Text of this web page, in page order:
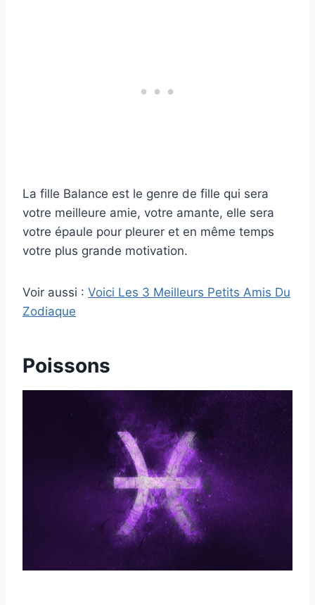
La fille Balance est le genre de fille qui sera
votre meilleure amie, votre amante, elle sera
votre épaule pour pleurer et en même temps
votre plus grande motivation.
Voir aussi : Voici Les 3 Meilleurs Petits Amis Du
Zodiaque
Poissons